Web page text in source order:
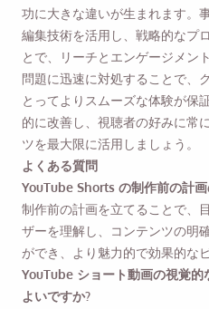
功に大きな違いが生まれます。
編集技術を活用し、戦略的なプ
とで、リーチとエンゲージメン
問題に迅速に対処することで、
とってよりスムーズな体験が保
的に改善し、視聴者の好みに常
ツを最大限に活用しましょう。
よくある質問
YouTube Shorts の制作前の計
制作前の計画を立てることで、
ザーを理解し、コンテンツの明
ができ、より魅力的で効果的な
YouTube ショート動画の視覚
よいですか?